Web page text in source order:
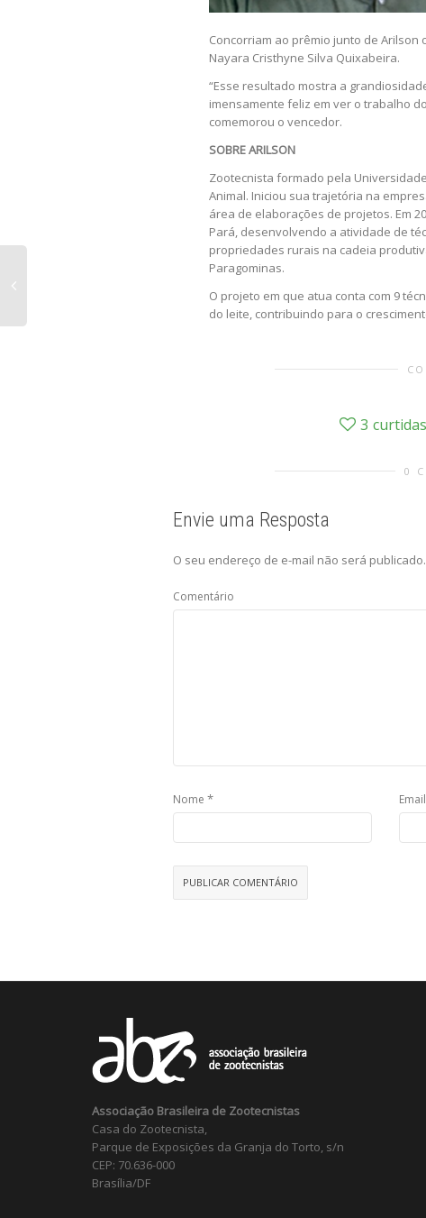
Concorriam ao prêmio junto de Arilson
Nayara Cristhyne Silva Quixabeira.
“Esse resultado mostra a
imensamente feliz em ver o trabalho
comemorou o vencedor.
SOBRE ARILSON
Zootecnista formado pela
Animal. Iniciou sua trajetória na
área de elaborações de projetos. Em
Pará, desenvolvendo a atividade de
propriedades rurais na cadeia
Paragominas.
O projeto em que atua conta com 9
do leite, contribuindo para o
3 curtidas
0
Envie uma Resposta
O seu endereço de e-mail não será publicado.
Comentário
Nome * Email
Associação Brasileira de Zootecnistas
Casa do Zootecnista,
Parque de Exposições da Granja do Torto, s/n
CEP: 70.636-000
Brasília/DF